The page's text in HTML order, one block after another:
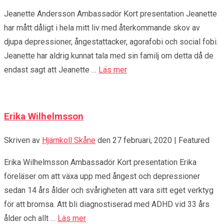
Jeanette Andersson Ambassadör Kort presentation Jeanette
har mått dåligt i hela mitt liv med återkommande skov av
djupa depressioner, ångestattacker, agorafobi och social fobi.
Jeanette har aldrig kunnat tala med sin familj om detta då de
endast sagt att Jeanette … Läs mer
Erika Wilhelmsson
Skriven av Hjärnkoll Skåne den 27 februari, 2020 | Featured
Erika Wilhelmsson Ambassadör Kort presentation Erika
föreläser om att växa upp med ångest och depressioner
sedan 14 års ålder och svårigheten att vara sitt eget verktyg
för att bromsa. Att bli diagnostiserad med ADHD vid 33 års
ålder och allt … Läs mer